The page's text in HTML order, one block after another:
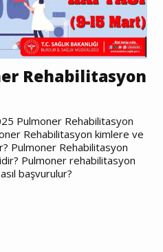
Rehabilitasyon
Pulmoner Rehabilitasyon
Rehabilitasyon kimlere ve
Pulmoner Rehabilitasyon
Pulmoner rehabilitasyon
başvurulur?